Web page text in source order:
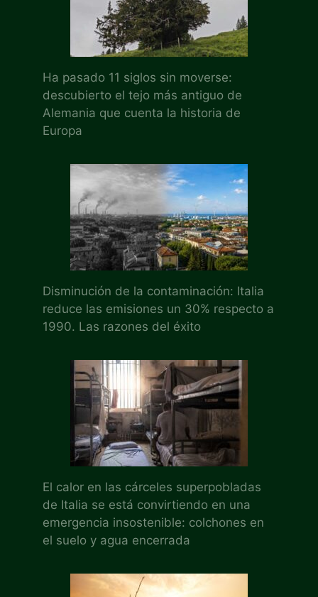
Ha pasado 11 siglos sin moverse:
descubierto el tejo más antiguo de
Alemania que cuenta la historia de
Europa
Disminución de la contaminación: Italia
reduce las emisiones un 30% respecto a
1990. Las razones del éxito
El calor en las cárceles superpobladas
de Italia se está convirtiendo en una
emergencia insostenible: colchones en
el suelo y agua encerrada